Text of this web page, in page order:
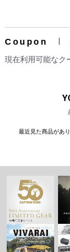
お買
Coupon
現在利用可能なク
最近見た商品があり